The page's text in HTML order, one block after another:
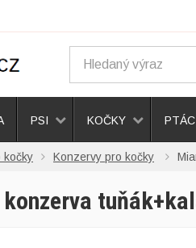
kočky Konzervy pro kočky
PSI KOČKY